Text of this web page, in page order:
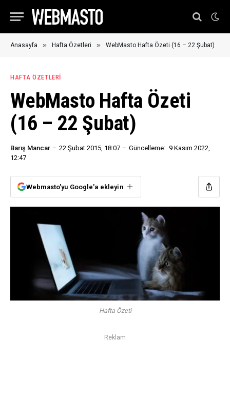
Anasayfa » Hafta Özetleri » WebMasto Hafta Özeti (16 – 22 Şubat)
HAFTA ÖZETLERI
WebMasto Hafta Özeti
(16 – 22 Şubat)
Barış Mancar 22 Şubat 2015, 18:07 Güncelleme: 9 Kasım 2022,
12:47
Webmasto'yu Google'a ekleyin
Hafta Özeti
Reklam